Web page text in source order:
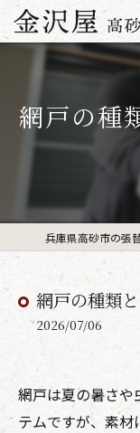
網戸の種
網戸の種類
2026/07/06
網戸は夏の暑さや
テムですが、素